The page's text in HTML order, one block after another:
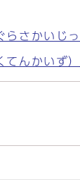
さかいじっ
んかいず）